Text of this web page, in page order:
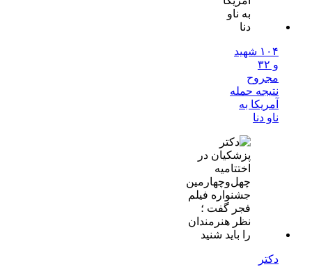
۱۰۴ شهید
و ۳۲
مجروح
نتیجه حمله
آمریکا به
ناو دنا
دکتر